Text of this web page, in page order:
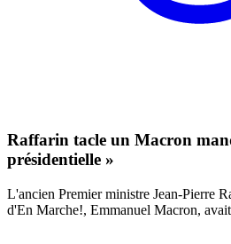
Raffarin tacle un Macron
présidentielle »
L'ancien Premier ministre Jean-Pierre
d'En Marche!, Emmanuel Macron,